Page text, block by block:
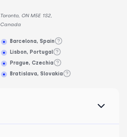
Toronto, ON M5E 1S2,
Canada
Barcelona, Spain
Lisbon, Portugal
Prague, Czechia
Bratislava, Slovakia